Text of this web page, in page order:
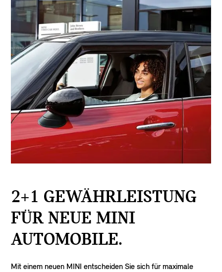
2+1 GEWÄHRLEISTUNG
FÜR NEUE MINI
AUTOMOBILE.
Mit einem neuen MINI entscheiden Sie sich für maximale